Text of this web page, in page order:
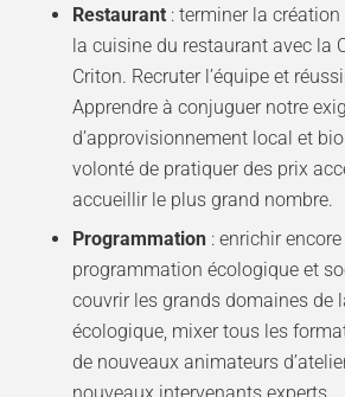
Restaurant : terminer la
la cuisine du restaurant avec la
Criton. Recruter l’équipe et
Apprendre à conjuguer notre
d’approvisionnement local et
volonté de pratiquer des prix
accueillir le plus grand nombre.
Programmation : enrichir
programmation écologique et
couvrir les grands domaines de
écologique, mixer tous les
de nouveaux animateurs